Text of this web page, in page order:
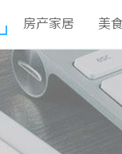
房产家居 美